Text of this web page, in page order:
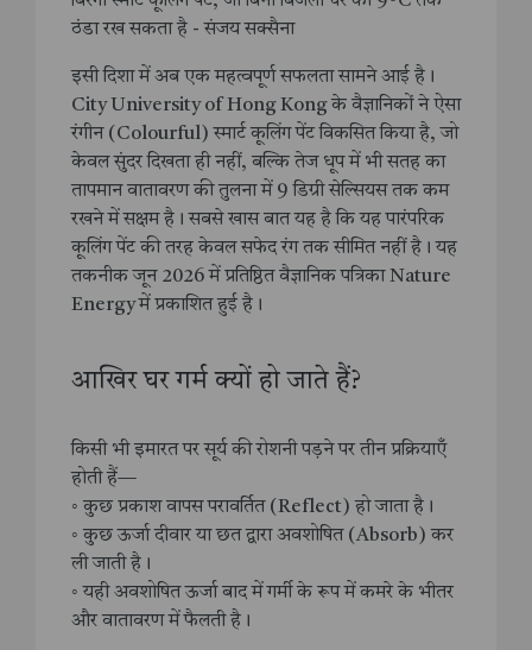
ठंडा रख सकता है - संजय सक्सैना
इसी दिशा में अब एक महत्वपूर्ण सफलता सामने आई है।
City University of Hong Kong के वैज्ञानिकों ने ऐसा
रंगीन (Colourful) स्मार्ट कूलिंग पेंट विकसित किया है, जो
केवल सुंदर दिखता ही नहीं, बल्कि तेज धूप में भी सतह का
तापमान वातावरण की तुलना में 9 डिग्री सेल्सियस तक कम
रखने में सक्षम है। सबसे खास बात यह है कि यह पारंपरिक
कूलिंग पेंट की तरह केवल सफेद रंग तक सीमित नहीं है। यह
तकनीक जून 2026 में प्रतिष्ठित वैज्ञानिक पत्रिका Nature
Energy में प्रकाशित हुई है।
आखिर घर गर्म क्यों हो जाते हैं?
किसी भी इमारत पर सूर्य की रोशनी पड़ने पर तीन प्रक्रियाएँ
होती हैं—
◦ कुछ प्रकाश वापस परावर्तित (Reflect) हो जाता है।
◦ कुछ ऊर्जा दीवार या छत द्वारा अवशोषित (Absorb) कर
ली जाती है।
◦ यही अवशोषित ऊर्जा बाद में गर्मी के रूप में कमरे के भीतर
और वातावरण में फैलती है।